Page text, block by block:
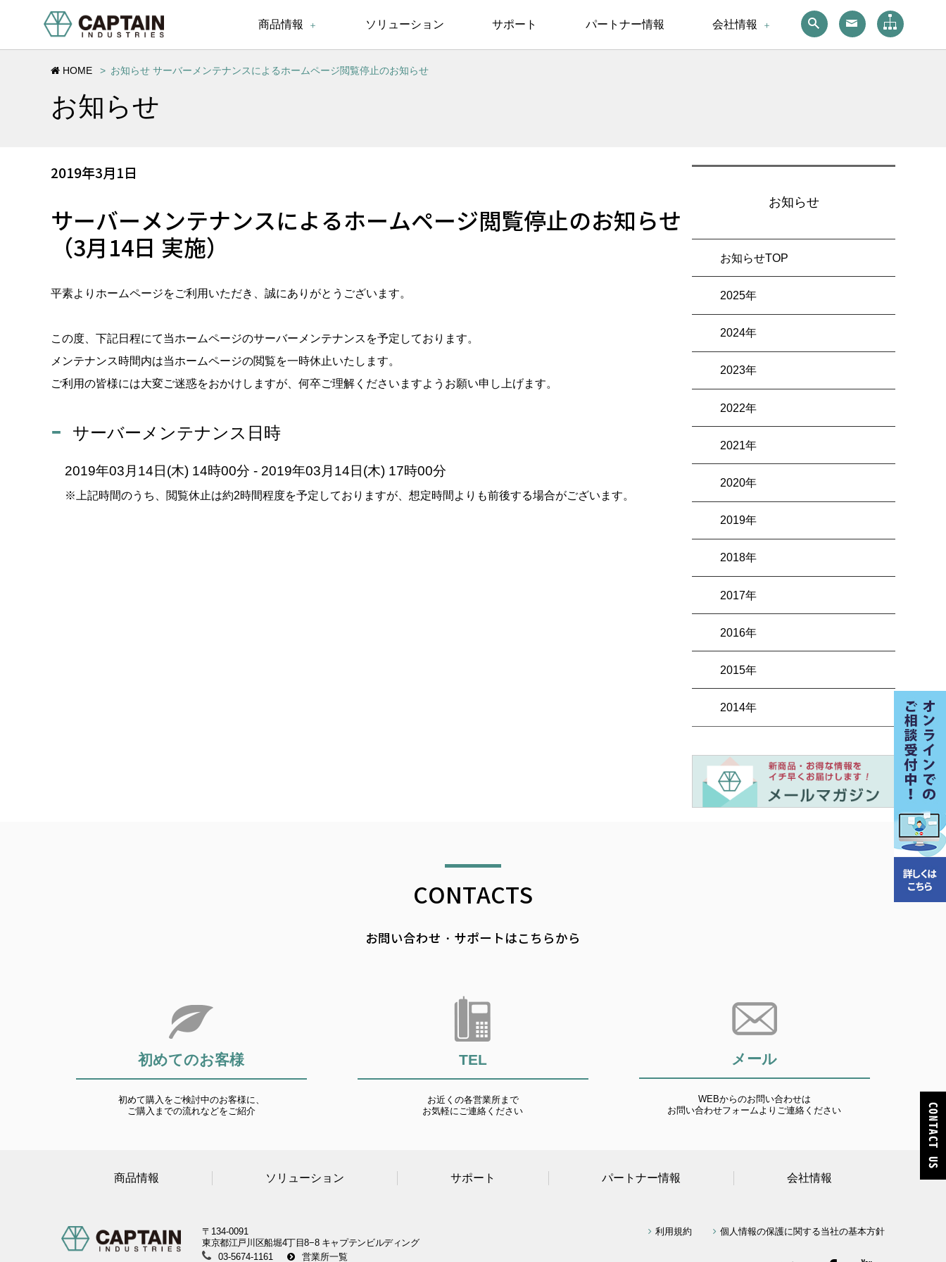
商品情報 ソリューション サポート パートナー情報 会社情報
HOME お知らせ サーバーメンテナンスによるホームページ閲覧停止のお知らせ
お知らせ
2019年3月1日
サーバーメンテナンスによるホームページ閲覧停止のお知らせ
（3月14日 実施）
平素よりホームページをご利用いただき、誠にありがとうございます。
この度、下記日程にて当ホームページのサーバーメンテナンスを予定しております。
メンテナンス時間内は当ホームページの閲覧を一時休止いたします。
ご利用の皆様には大変ご迷惑をおかけしますが、何卒ご理解くださいますようお願い申し上げます。
サーバーメンテナンス日時
2019年03月14日(木) 14時00分 - 2019年03月14日(木) 17時00分
※上記時間のうち、閲覧休止は約2時間程度を予定しておりますが、想定時間よりも前後する場合がございます。
お知らせ
お知らせTOP
2025年
2024年
2023年
2022年
2021年
2020年
2019年
2018年
2017年
2016年
2015年
2014年
CONTACTS
お問い合わせ・サポートはこちらから
初めてのお客様
初めて購入をご検討中のお客様に、
ご購入までの流れなどをご紹介
TEL
お近くの各営業所まで
お気軽にご連絡ください
メール
WEBからのお問い合わせは
お問い合わせフォームよりご連絡ください
商品情報 ソリューション サポート パートナー情報 会社情報
〒134-0091
東京都江戸川区船堀4丁目8−8 キャプテンビルディング
03-5674-1161
営業所一覧
利用規約 個人情報の保護に関する当社の基本方針